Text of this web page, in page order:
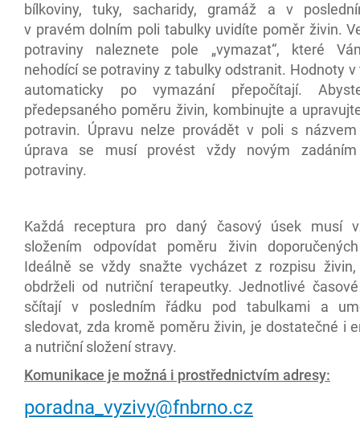
bílkoviny, tuky, sacharidy, gramáž a v
v pravém dolním poli tabulky uvidíte poměr živin.
potraviny naleznete pole „vymazat“, které
nehodící se potraviny z tabulky odstranit. Hodnoty
automaticky po vymazání přepočítají.
předepsaného poměru živin, kombinujte a
potravin. Úpravu nelze provádět v poli s názvem
úprava se musí provést vždy novým
potraviny.
Každá receptura pro daný časový úsek musí
složením odpovídat poměru živin
Ideálně se vždy snažte vycházet z rozpisu
obdrželi od nutriční terapeutky. Jednotlivé
sčítají v posledním řádku pod tabulkami a
sledovat, zda kromě poměru živin, je dostatečné i
a nutriční složení stravy.
Komunikace je možná i prostřednictvím adresy:
poradna_vyzivy@fnbrno.cz